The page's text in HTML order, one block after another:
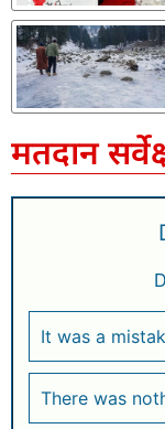
मतदान
It was a
There was